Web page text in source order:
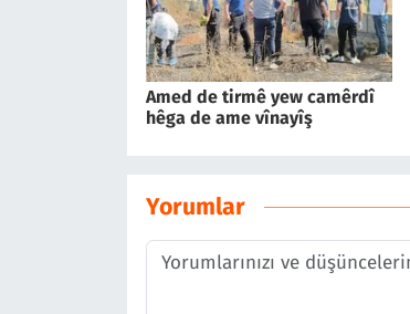
Amed de tirmê yew camêrdî
hêga de ame vînayîş
Yorumlar